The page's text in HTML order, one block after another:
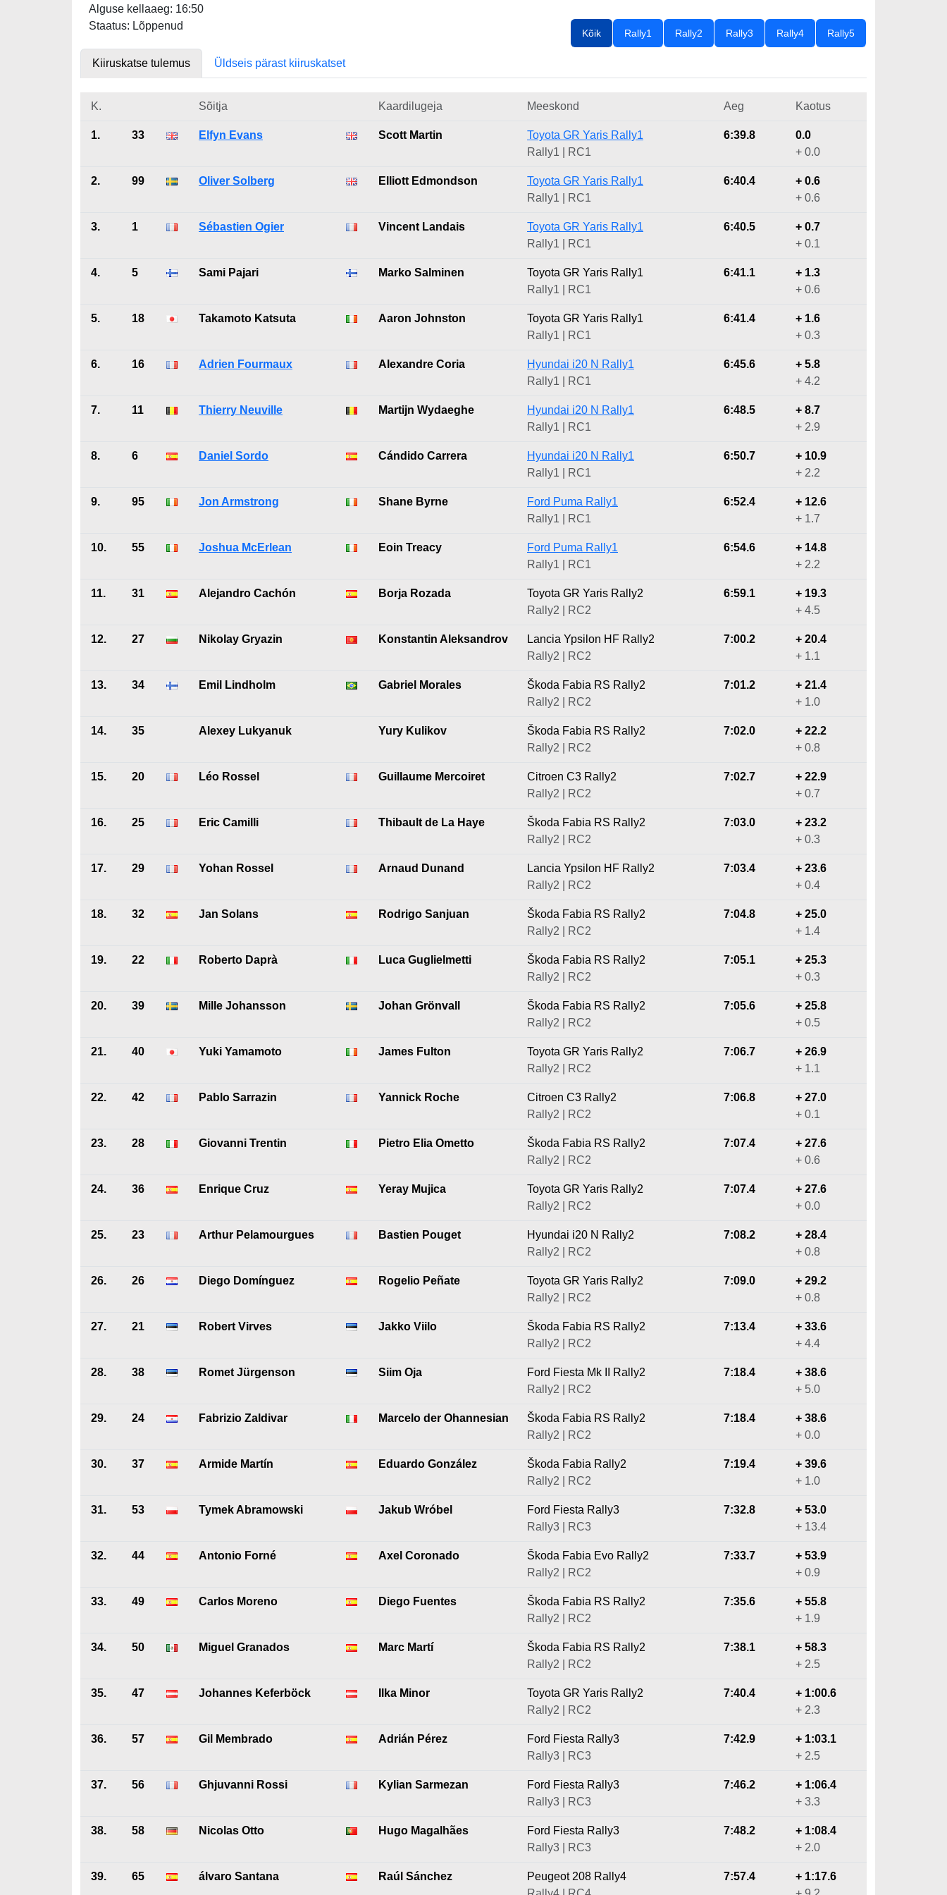
Alguse kellaaeg: 16:50
Staatus: Lõppenud
Kõik Rally1 Rally2 Rally3 Rally4 Rally5
Kiiruskatse tulemus Üldseis pärast kiiruskatset
K. Sõitja Kaardilugeja Meeskond Aeg Kaotus
1. 33 Elfyn Evans Scott Martin
Toyota GR Yaris Rally1
Rally1 | RC1
6:39.8
0.0
+ 0.0
2. 99 Oliver Solberg Elliott Edmondson
Toyota GR Yaris Rally1
Rally1 | RC1
6:40.4
+ 0.6
+ 0.6
3. 1 Sébastien Ogier Vincent Landais
Toyota GR Yaris Rally1
Rally1 | RC1
6:40.5
+ 0.7
+ 0.1
4. 5 Sami Pajari Marko Salminen
Toyota GR Yaris Rally1
Rally1 | RC1
6:41.1
+ 1.3
+ 0.6
5. 18 Takamoto Katsuta Aaron Johnston
Toyota GR Yaris Rally1
Rally1 | RC1
6:41.4
+ 1.6
+ 0.3
6. 16 Adrien Fourmaux Alexandre Coria
Hyundai i20 N Rally1
Rally1 | RC1
6:45.6
+ 5.8
+ 4.2
7. 11 Thierry Neuville Martijn Wydaeghe
Hyundai i20 N Rally1
Rally1 | RC1
6:48.5
+ 8.7
+ 2.9
8. 6 Daniel Sordo Cándido Carrera
Hyundai i20 N Rally1
Rally1 | RC1
6:50.7
+ 10.9
+ 2.2
9. 95 Jon Armstrong Shane Byrne
Ford Puma Rally1
Rally1 | RC1
6:52.4
+ 12.6
+ 1.7
10. 55 Joshua McErlean Eoin Treacy
Ford Puma Rally1
Rally1 | RC1
6:54.6
+ 14.8
+ 2.2
11. 31 Alejandro Cachón Borja Rozada
Toyota GR Yaris Rally2
Rally2 | RC2
6:59.1
+ 19.3
+ 4.5
12. 27 Nikolay Gryazin Konstantin Aleksandrov
Lancia Ypsilon HF Rally2
Rally2 | RC2
7:00.2
+ 20.4
+ 1.1
13. 34 Emil Lindholm Gabriel Morales
Škoda Fabia RS Rally2
Rally2 | RC2
7:01.2
+ 21.4
+ 1.0
14. 35 Alexey Lukyanuk Yury Kulikov
Škoda Fabia RS Rally2
Rally2 | RC2
7:02.0
+ 22.2
+ 0.8
15. 20 Léo Rossel Guillaume Mercoiret
Citroen C3 Rally2
Rally2 | RC2
7:02.7
+ 22.9
+ 0.7
16. 25 Eric Camilli Thibault de La Haye
Škoda Fabia RS Rally2
Rally2 | RC2
7:03.0
+ 23.2
+ 0.3
17. 29 Yohan Rossel Arnaud Dunand
Lancia Ypsilon HF Rally2
Rally2 | RC2
7:03.4
+ 23.6
+ 0.4
18. 32 Jan Solans Rodrigo Sanjuan
Škoda Fabia RS Rally2
Rally2 | RC2
7:04.8
+ 25.0
+ 1.4
19. 22 Roberto Daprà Luca Guglielmetti
Škoda Fabia RS Rally2
Rally2 | RC2
7:05.1
+ 25.3
+ 0.3
20. 39 Mille Johansson Johan Grönvall
Škoda Fabia RS Rally2
Rally2 | RC2
7:05.6
+ 25.8
+ 0.5
21. 40 Yuki Yamamoto James Fulton
Toyota GR Yaris Rally2
Rally2 | RC2
7:06.7
+ 26.9
+ 1.1
22. 42 Pablo Sarrazin Yannick Roche
Citroen C3 Rally2
Rally2 | RC2
7:06.8
+ 27.0
+ 0.1
23. 28 Giovanni Trentin Pietro Elia Ometto
Škoda Fabia RS Rally2
Rally2 | RC2
7:07.4
+ 27.6
+ 0.6
24. 36 Enrique Cruz Yeray Mujica
Toyota GR Yaris Rally2
Rally2 | RC2
7:07.4
+ 27.6
+ 0.0
25. 23 Arthur Pelamourgues Bastien Pouget
Hyundai i20 N Rally2
Rally2 | RC2
7:08.2
+ 28.4
+ 0.8
26. 26 Diego Domínguez Rogelio Peñate
Toyota GR Yaris Rally2
Rally2 | RC2
7:09.0
+ 29.2
+ 0.8
27. 21 Robert Virves Jakko Viilo
Škoda Fabia RS Rally2
Rally2 | RC2
7:13.4
+ 33.6
+ 4.4
28. 38 Romet Jürgenson Siim Oja
Ford Fiesta Mk II Rally2
Rally2 | RC2
7:18.4
+ 38.6
+ 5.0
29. 24 Fabrizio Zaldivar Marcelo der Ohannesian
Škoda Fabia RS Rally2
Rally2 | RC2
7:18.4
+ 38.6
+ 0.0
30. 37 Armide Martín Eduardo González
Škoda Fabia Rally2
Rally2 | RC2
7:19.4
+ 39.6
+ 1.0
31. 53 Tymek Abramowski Jakub Wróbel
Ford Fiesta Rally3
Rally3 | RC3
7:32.8
+ 53.0
+ 13.4
32. 44 Antonio Forné Axel Coronado
Škoda Fabia Evo Rally2
Rally2 | RC2
7:33.7
+ 53.9
+ 0.9
33. 49 Carlos Moreno Diego Fuentes
Škoda Fabia RS Rally2
Rally2 | RC2
7:35.6
+ 55.8
+ 1.9
34. 50 Miguel Granados Marc Martí
Škoda Fabia RS Rally2
Rally2 | RC2
7:38.1
+ 58.3
+ 2.5
35. 47 Johannes Keferböck Ilka Minor
Toyota GR Yaris Rally2
Rally2 | RC2
7:40.4
+ 1:00.6
+ 2.3
36. 57 Gil Membrado Adrián Pérez
Ford Fiesta Rally3
Rally3 | RC3
7:42.9
+ 1:03.1
+ 2.5
37. 56 Ghjuvanni Rossi Kylian Sarmezan
Ford Fiesta Rally3
Rally3 | RC3
7:46.2
+ 1:06.4
+ 3.3
38. 58 Nicolas Otto Hugo Magalhães
Ford Fiesta Rally3
Rally3 | RC3
7:48.2
+ 1:08.4
+ 2.0
39. 65 álvaro Santana Raúl Sánchez
Peugeot 208 Rally4
7:57.4
+ 1:17.6